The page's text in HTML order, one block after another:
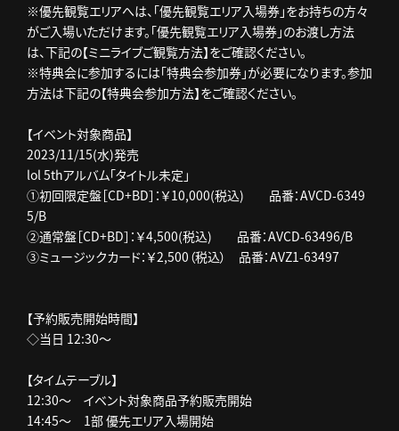
※優先観覧エリアへは、「優先観覧エリア入場券」をお持ちの方々
がご入場いただけます。「優先観覧エリア入場券」のお渡し方法
は、下記の【ミニライブご観覧方法】をご確認ください。
※特典会に参加するには「特典会参加券」が必要になります。参加
方法は下記の【特典会参加方法】をご確認ください。
【イベント対象商品】
2023/11/15(水)発売
lol 5thアルバム「タイトル未定」
①初回限定盤［CD+BD］：￥10,000(税込) 品番：AVCD-6349
5/B
②通常盤［CD+BD］：￥4,500(税込) 品番：AVCD-63496/B
③ミュージックカード：￥2,500（税込） 品番：AVZ1-63497
【予約販売開始時間】
◇当日 12:30～
【タイムテーブル】
12:30～ イベント対象商品予約販売開始
14:45～ 1部 優先エリア入場開始